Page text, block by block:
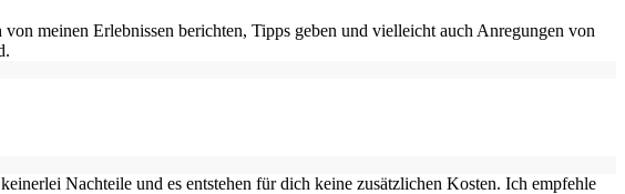
meinen Erlebnissen berichten, Tipps geben und vielleicht auch Anregungen von
Nachteile und es entstehen für dich keine zusätzlichen Kosten. Ich empfehle